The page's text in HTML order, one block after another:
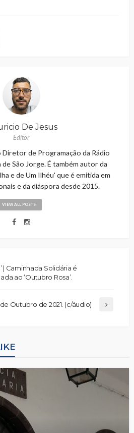
De Jesus
Editor
Diretor de Programação da Rádio
de São Jorge. É também autor da
e de Um Ilhéu' que é emitida em
e da diáspora desde 2015.
VIEW ALL POSTS
| Caminhada Solidária é
ao ‘Outubro Rosa’.
de Outubro de 2021. (c/áudio)